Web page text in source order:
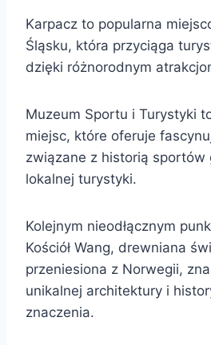
Karpacz to popularna
Śląsku, która przyciąga
dzięki różnorodnym
Muzeum Sportu i Turystyki
miejsc, które oferuje
związane z historią sportów
lokalnej turystyki.
Kolejnym nieodłącznym
Kościół Wang, drewniana
przeniesiona z Norwegii,
unikalnej architektury i
znaczenia.